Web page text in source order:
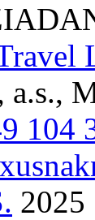
104
2025